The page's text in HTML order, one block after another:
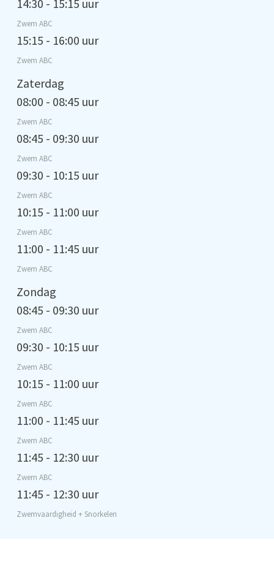
14:30 - 15:15 uur
Zwem ABC
15:15 - 16:00 uur
Zwem ABC
Zaterdag
08:00 - 08:45 uur
Zwem ABC
08:45 - 09:30 uur
Zwem ABC
09:30 - 10:15 uur
Zwem ABC
10:15 - 11:00 uur
Zwem ABC
11:00 - 11:45 uur
Zwem ABC
Zondag
08:45 - 09:30 uur
Zwem ABC
09:30 - 10:15 uur
Zwem ABC
10:15 - 11:00 uur
Zwem ABC
11:00 - 11:45 uur
Zwem ABC
11:45 - 12:30 uur
Zwem ABC
11:45 - 12:30 uur
Zwemvaardigheid + Snorkelen